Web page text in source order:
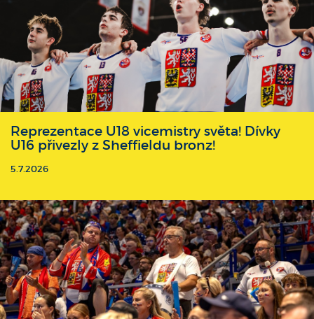
Reprezentace U18 vicemistry světa! Dívky
U16 přivezly z Sheffieldu bronz!
5.7.2026